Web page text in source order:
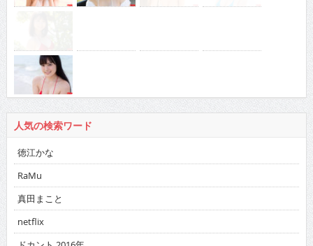
人気の検索ワード
徳江かな
RaMu
真田まこと
netflix